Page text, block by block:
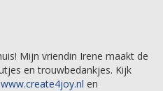
Mijn vriendin Irene maakt de
en trouwbedankjes. Kijk
www.create4joy.nl en